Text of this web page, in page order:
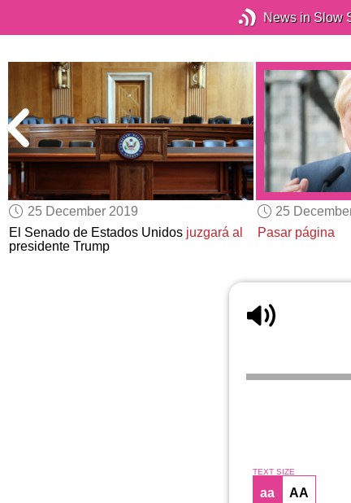
News in Slow
25 December 2019
El Senado de Estados Unidos juzgará al
presidente Trump
25
Pasar página
TEXT SIZE
aa AA